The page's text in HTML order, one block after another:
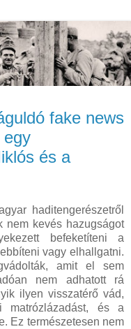
fake news
egy
és a
haditengerészetről
nem kevés hazugságot
befeketíteni a
vagy elhallgatni.
amit el sem
nem adhatott rá
ilyen visszatérő vád,
és a
Ez természetesen nem